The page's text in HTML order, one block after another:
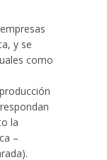
y se
como
la
–